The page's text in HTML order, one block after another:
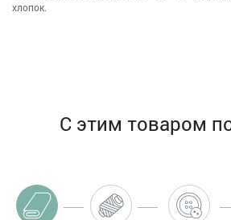
хлопок.
С этим товаром